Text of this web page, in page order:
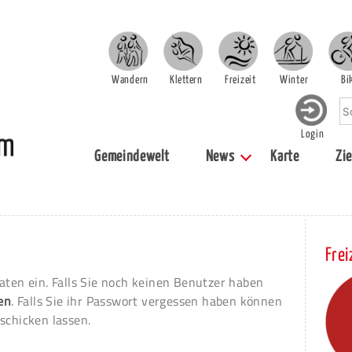
Wandern Klettern Freizeit Winter
Login
Gemeindewelt News Karte
ein. Falls Sie noch keinen Benutzer haben
. Falls Sie ihr Passwort vergessen haben können
lassen.